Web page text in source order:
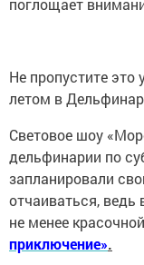
поглощает
Не пропустите это
летом в
Световое шоу
дельфинарии по
запланировали
отчаиваться, ведь
не менее
приключение».